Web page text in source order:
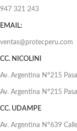
947 321 243
EMAIL:
ventas@protecperu.com
CC. NICOLINI
Av. Argentina N°215
Av. Argentina N°215
CC. UDAMPE
Av. Argentina N°639